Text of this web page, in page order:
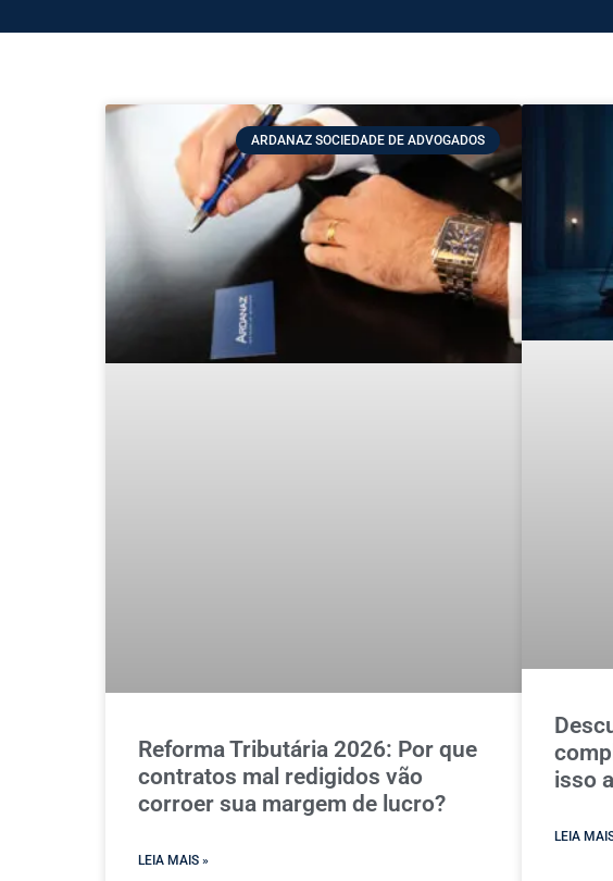
ARDANAZ SOCIEDADE DE ADVOGADOS
Reforma Tributária 2026: Por que
contratos mal redigidos vão
corroer sua margem de lucro?
LEIA MAIS »
isso
LEIA